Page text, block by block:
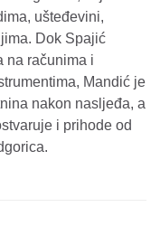
ušteđevini,
Dok Spajić
na računima i
Mandić je
nakon nasljeđa, a
i prihode od